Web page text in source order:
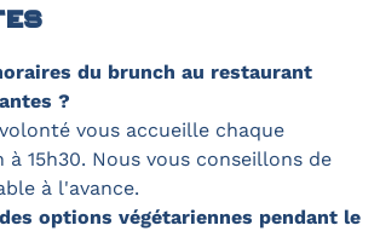
du brunch au restaurant
?
vous accueille chaque
à 15h30. Nous vous conseillons de
à l'avance.
options végétariennes pendant le